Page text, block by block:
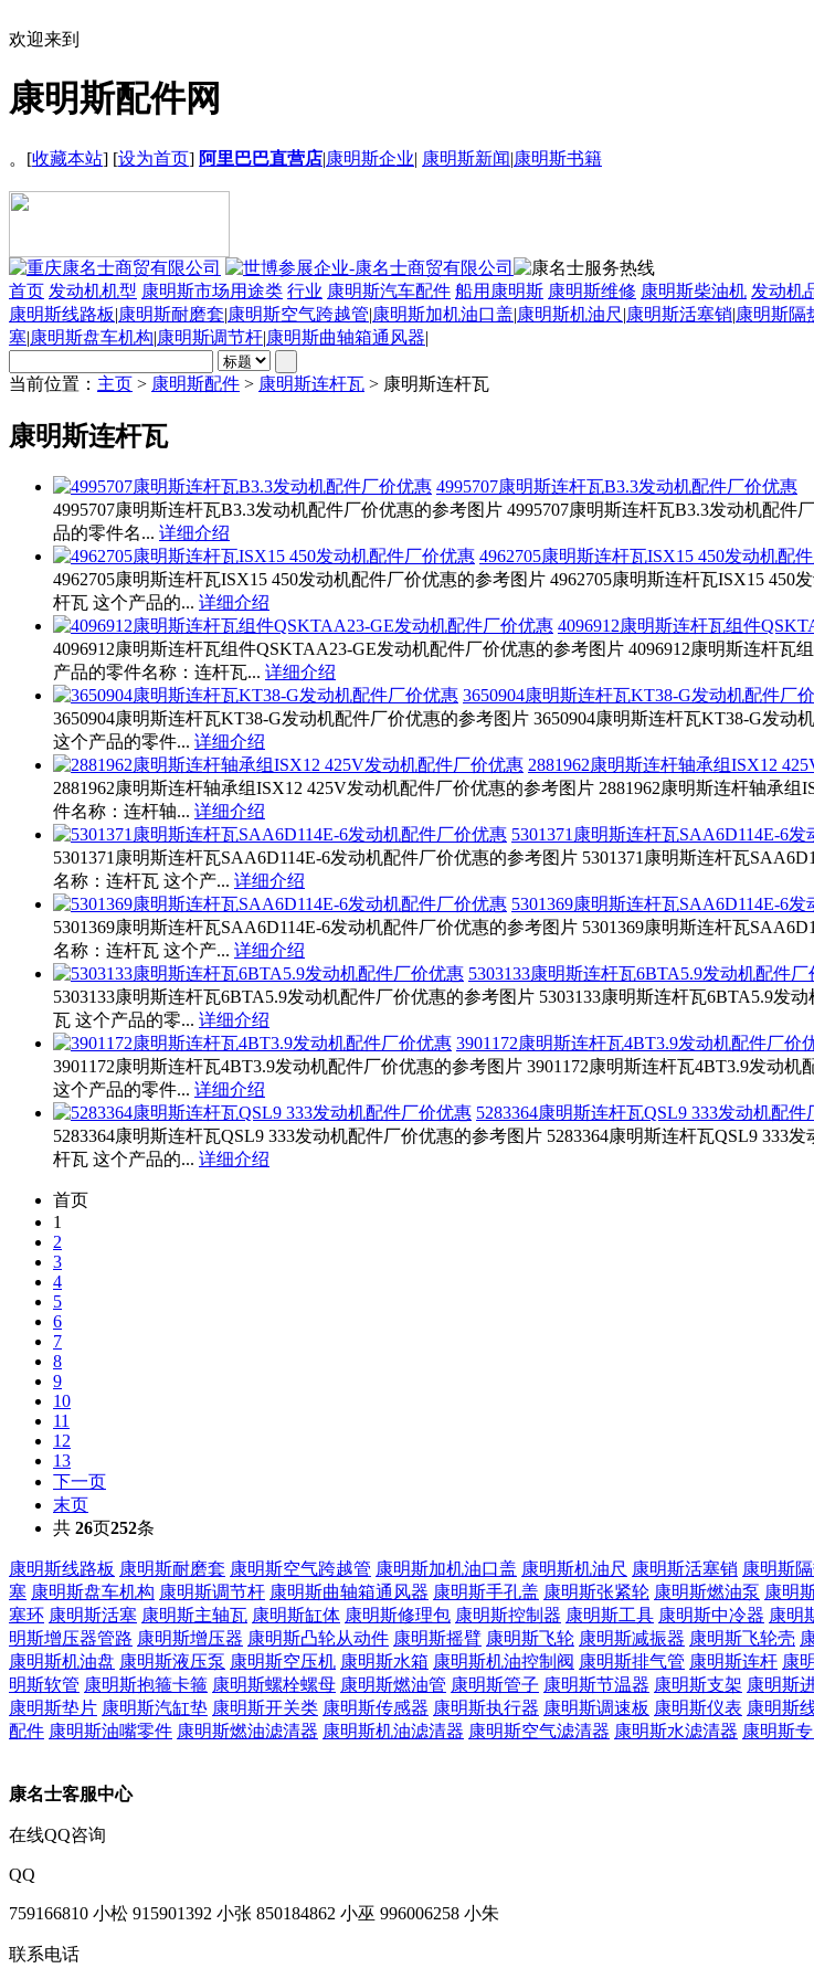
欢迎来到
康明斯配件网
。[收藏本站] [设为首页] 阿里巴巴直营店|康明斯企业| 康明斯新闻|康明斯书籍
首页 发动机机型 康明斯市场用途类 行业 康明斯汽车配件 船用康明斯 康明斯维修 康明斯柴油机 发动机
康明斯线路板|康明斯耐磨套|康明斯空气跨越管|康明斯加机油口盖|康明斯机油尺 |康明斯活塞销|康明斯隔
塞|康明斯盘车机构|康明斯调节杆|康明斯曲轴箱通风器|
当前位置： 主页 > 康明斯配件 > 康明斯连杆瓦 > 康明斯连杆瓦
康明斯连杆瓦
4995707康明斯连杆瓦B3.3发动机配件厂价优惠
4995707康明斯连杆瓦B3.3发动机配件厂价优惠的参考图片 4995707康明斯连杆瓦B3.3发动机配
品的零件名... 详细介绍
4962705康明斯连杆瓦ISX15 450发动机配
4962705康明斯连杆瓦ISX15 450发动机配件厂价优惠的参考图片 4962705康明斯连杆瓦ISX15
杆瓦 这个产品的... 详细介绍
4096912康明斯连杆瓦组件
4096912康明斯连杆瓦组件QSKTAA23-GE发动机配件厂价优惠的参考图片 4096912康明斯连杆
产品的零件名称：连杆瓦... 详细介绍
3650904康明斯连杆瓦KT38-G发动机配件厂
3650904康明斯连杆瓦KT38-G发动机配件厂价优惠的参考图片 3650904康明斯连杆瓦KT38-G发
这个产品的零件... 详细介绍
2881962康明斯连杆轴承组ISX12
2881962康明斯连杆轴承组ISX12 425V发动机配件厂价优惠的参考图片 2881962康明斯连杆轴承
件名称：连杆轴... 详细介绍
5301371康明斯连杆瓦SAA6D114E-6
5301371康明斯连杆瓦SAA6D114E-6发动机配件厂价优惠的参考图片 5301371康明斯连杆瓦
名称：连杆瓦 这个产... 详细介绍
5301369康明斯连杆瓦SAA6D114E-6
5301369康明斯连杆瓦SAA6D114E-6发动机配件厂价优惠的参考图片 5301369康明斯连杆瓦
名称：连杆瓦 这个产... 详细介绍
5303133康明斯连杆瓦6BTA5.9发动机配件厂
5303133康明斯连杆瓦6BTA5.9发动机配件厂价优惠的参考图片 5303133康明斯连杆瓦6BTA5.9
瓦 这个产品的零... 详细介绍
3901172康明斯连杆瓦4BT3.9发动机配件厂价
3901172康明斯连杆瓦4BT3.9发动机配件厂价优惠的参考图片 3901172康明斯连杆瓦4BT3.9发动
这个产品的零件... 详细介绍
5283364康明斯连杆瓦QSL9 333发动机配件
5283364康明斯连杆瓦QSL9 333发动机配件厂价优惠的参考图片 5283364康明斯连杆瓦QSL9
杆瓦 这个产品的... 详细介绍
首页
1
2
3
4
5
6
7
8
9
10
11
12
13
下一页
末页
共 26页252条
康明斯线路板 康明斯耐磨套 康明斯空气跨越管 康明斯加机油口盖 康明斯机油尺 康明斯活塞销 康明斯
塞 康明斯盘车机构 康明斯调节杆 康明斯曲轴箱通风器 康明斯手孔盖 康明斯张紧轮 康明斯燃油泵 康明
塞环 康明斯活塞 康明斯主轴瓦 康明斯缸体 康明斯修理包 康明斯控制器 康明斯工具 康明斯中冷器 康明
明斯增压器管路 康明斯增压器 康明斯凸轮从动件 康明斯摇臂 康明斯飞轮 康明斯减振器 康明斯飞轮壳
康明斯机油盘 康明斯液压泵 康明斯空压机 康明斯水箱 康明斯机油控制阀 康明斯排气管 康明斯连杆 康
明斯软管 康明斯抱箍卡箍 康明斯螺栓螺母 康明斯燃油管 康明斯管子 康明斯节温器 康明斯支架 康明斯
康明斯垫片 康明斯汽缸垫 康明斯开关类 康明斯传感器 康明斯执行器 康明斯调速板 康明斯仪表 康明斯
配件 康明斯油嘴零件 康明斯燃油滤清器 康明斯机油滤清器 康明斯空气滤清器 康明斯水滤清器 康明斯
康名士客服中心
在线QQ咨询
QQ
759166810 小松 915901392 小张 850184862 小巫 996006258 小朱
联系电话